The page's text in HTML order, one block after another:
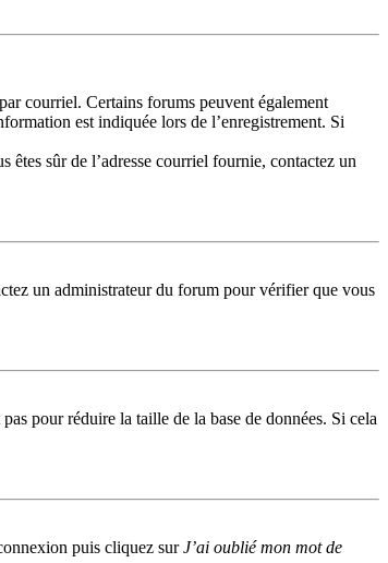
courriel. Certains forums peuvent également
est indiquée lors de l’enregistrement. Si
sûr de l’adresse courriel fournie, contactez un
un administrateur du forum pour vérifier que vous
pour réduire la taille de la base de données. Si cela
puis cliquez surJ’ai oublié mon mot de